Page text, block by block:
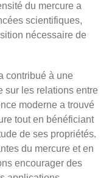
du mercure a
scientifiques,
nécessaire de
contribué à une
sur les relations entre
moderne a trouvé
tout en bénéficiant
de ses propriétés.
du mercure et en
encourager des